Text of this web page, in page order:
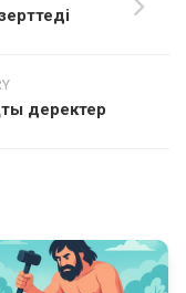
деректер